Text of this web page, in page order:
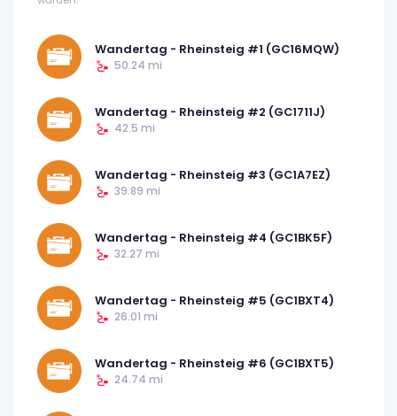
Wandertag - Rheinsteig #1 (GC16MQW)
50.24 mi
Wandertag - Rheinsteig #2 (GC1711J)
42.5 mi
Wandertag - Rheinsteig #3 (GC1A7EZ)
39.89 mi
Wandertag - Rheinsteig #4 (GC1BK5F)
32.27 mi
Wandertag - Rheinsteig #5 (GC1BXT4)
26.01 mi
Wandertag - Rheinsteig #6 (GC1BXT5)
24.74 mi